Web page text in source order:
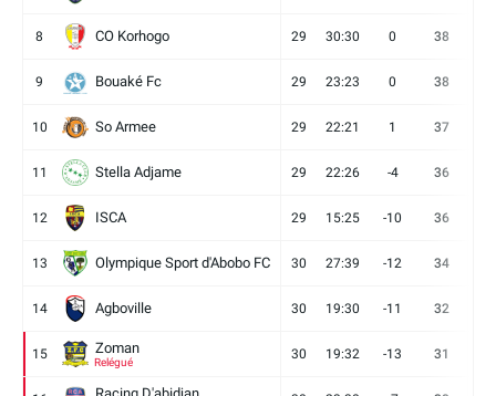
8 CO Korhogo 29 30:30 0 38
9 Bouaké Fc 29 23:23 0 38
10 So Armee 29 22:21 1 37
11 Stella Adjame 29 22:26 -4 36
12 ISCA 29 15:25 -10 36
13 Olympique Sport d'Abobo FC 30 27:39 -12 34
14 Agboville 30 19:30 -11 32
15 Zoman
Relégué
30 19:32 -13 31